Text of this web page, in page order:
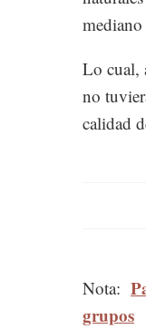
Lo cual,
no
calidad
Nota:
grupos